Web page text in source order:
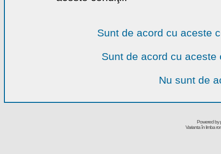
Sunt de acord cu aceste
Sunt de acord cu
Nu sunt de
Powered by
Varianta în limba